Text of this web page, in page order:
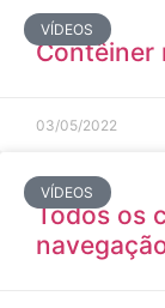
VÍDEOS
Contêiner
03/05/2022
VÍDEOS
Todos os